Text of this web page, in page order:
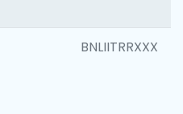
BNLIITRRXXX